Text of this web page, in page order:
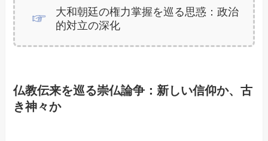
大和朝廷の権力掌握を巡る思惑：政治
的対立の深化
仏教伝来を巡る崇仏論争：新しい信仰か、古
き神々か